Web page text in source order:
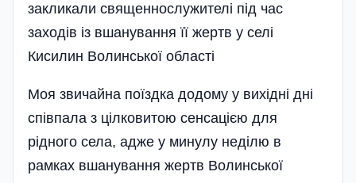
закликали священнослужителі під час
заходів із вшанування її жертв у селі
Кисилин Волинської області
Моя звичайна поїздка додому у вихідні дні
співпала з цілковитою сенсацією для
рідного села, адже у минулу неділю в
рамках вшанування жертв Волинської